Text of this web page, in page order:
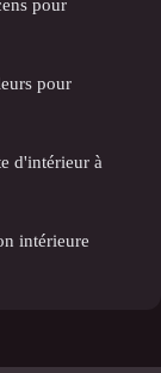
pour
pour
d'intérieur à
intérieure